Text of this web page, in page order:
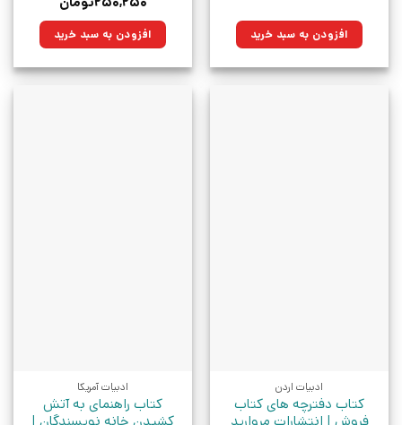
بود.
افزودن به سبد خرید ۳۵۰,۰۰۰تومان
بود.
۲۵۰,۲۵۰تومان.افزودن به سبد خرید
ادبیات اردن
کتاب دفترچه های کتاب
ادبیات آمریکا
کتاب راهنمای به آتش